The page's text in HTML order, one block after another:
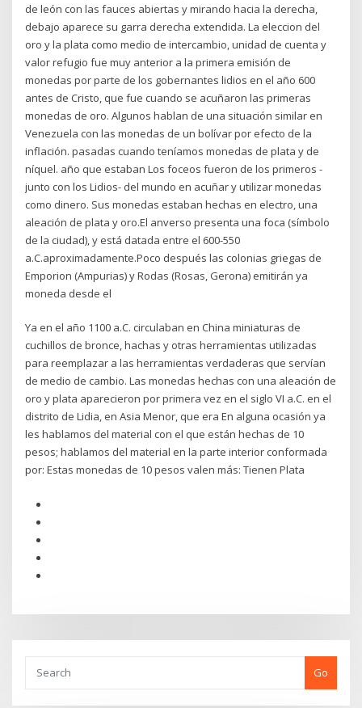
de león con las fauces abiertas y mirando hacia la derecha,
debajo aparece su garra derecha extendida. La eleccion del
oro y la plata como medio de intercambio, unidad de cuenta y
valor refugio fue muy anterior a la primera emisión de
monedas por parte de los gobernantes lidios en el año 600
antes de Cristo, que fue cuando se acuñaron las primeras
monedas de oro. Algunos hablan de una situación similar en
Venezuela con las monedas de un bolívar por efecto de la
inflación. pasadas cuando teníamos monedas de plata y de
níquel. año que estaban Los foceos fueron de los primeros -
junto con los Lidios- del mundo en acuñar y utilizar monedas
como dinero. Sus monedas estaban hechas en electro, una
aleación de plata y oro.El anverso presenta una foca (símbolo
de la ciudad), y está datada entre el 600-550
a.C.aproximadamente.Poco después las colonias griegas de
Emporion (Ampurias) y Rodas (Rosas, Gerona) emitirán ya
moneda desde el
Ya en el año 1100 a.C. circulaban en China miniaturas de
cuchillos de bronce, hachas y otras herramientas utilizadas
para reemplazar a las herramientas verdaderas que servían
de medio de cambio. Las monedas hechas con una aleación de
oro y plata aparecieron por primera vez en el siglo VI a.C. en el
distrito de Lidia, en Asia Menor, que era En alguna ocasión ya
les hablamos del material con el que están hechas de 10
pesos; hablamos del material en la parte interior conformada
por: Estas monedas de 10 pesos valen más: Tienen Plata
Go